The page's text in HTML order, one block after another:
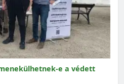
e a védett